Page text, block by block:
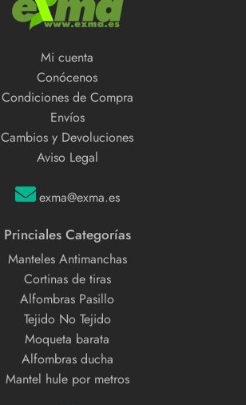
Mi cuenta
Conócenos
Condiciones de Compra
Envíos
Cambios y Devoluciones
Aviso Legal
exma@exma.es
Princiales Categorías
Manteles Antimanchas
Cortinas de tiras
Alfombras Pasillo
Tejido No Tejido
Moqueta barata
Alfombras ducha
Mantel hule por metros